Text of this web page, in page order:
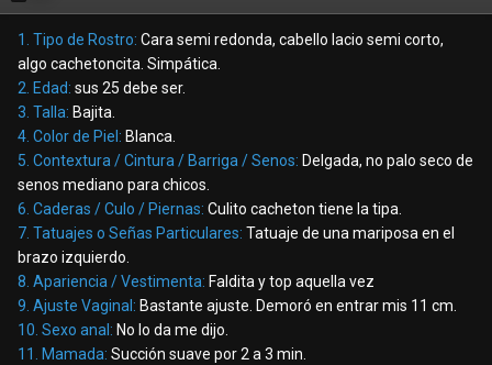
1. Tipo de Rostro: Cara semi redonda, cabello lacio semi corto,
algo cachetoncita. Simpática.
2. Edad: sus 25 debe ser.
3. Talla: Bajita.
4. Color de Piel: Blanca.
5. Contextura / Cintura / Barriga / Senos: Delgada, no palo seco de
senos mediano para chicos.
6. Caderas / Culo / Piernas: Culito cacheton tiene la tipa.
7. Tatuajes o Señas Particulares: Tatuaje de una mariposa en el
brazo izquierdo.
8. Apariencia / Vestimenta: Faldita y top aquella vez
9. Ajuste Vaginal: Bastante ajuste. Demoró en entrar mis 11 cm.
10. Sexo anal: No lo da me dijo.
11. Mamada: Succión suave por 2 a 3 min.